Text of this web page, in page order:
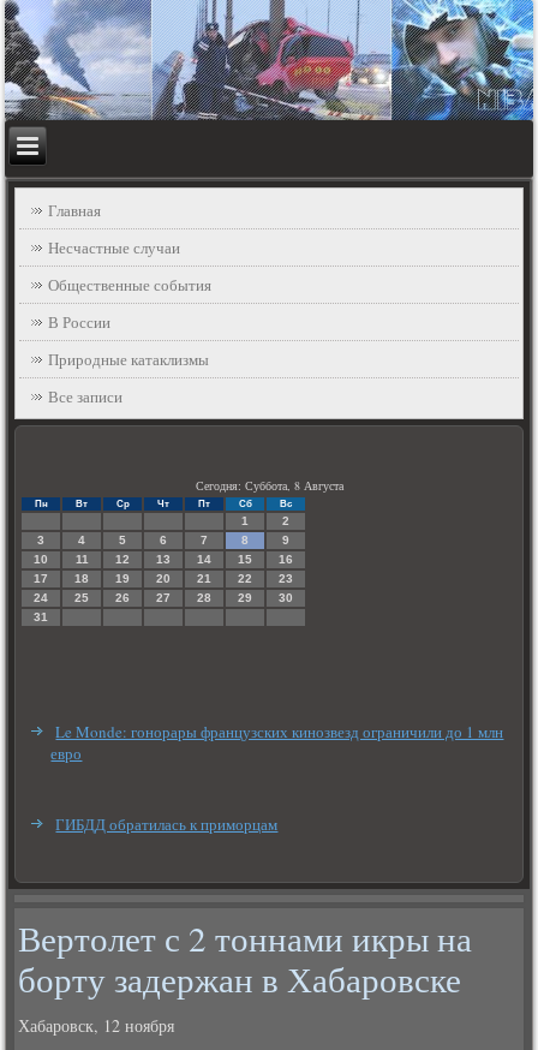
Главная
Несчастные случаи
Общественные события
В России
Природные катаклизмы
Все записи
Сегодня: Суббота, 8 Августа
Пн Вт Ср Чт Пт Сб Вс
1
2
3
4 5 6 7 8
9
10
11 12 13 14 15
16
17
18 19 20 21 22
23
24
25 26 27 28 29
30
31
Le Monde: гонорары французских кинозвезд ограничили до 1 млн
евро
ГИБДД обратилась к приморцам
Вертолет с 2 тоннами икры на
борту задержан в Хабаровске
Хабаровск, 12 ноября